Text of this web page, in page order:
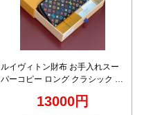
ルイヴィトン財布 お手入れスー
パーコピー ロング クラシック レ
13000円